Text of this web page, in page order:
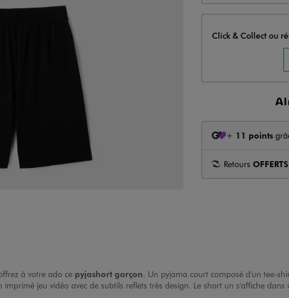
Click & Collect ou
+ 11 points
Retours OFFERTS
à votre ado ce pyjashort garçon. Un pyjama court composé d'un tee-
jeu vidéo avec de subtils reflets très design. Le short un s'affiche